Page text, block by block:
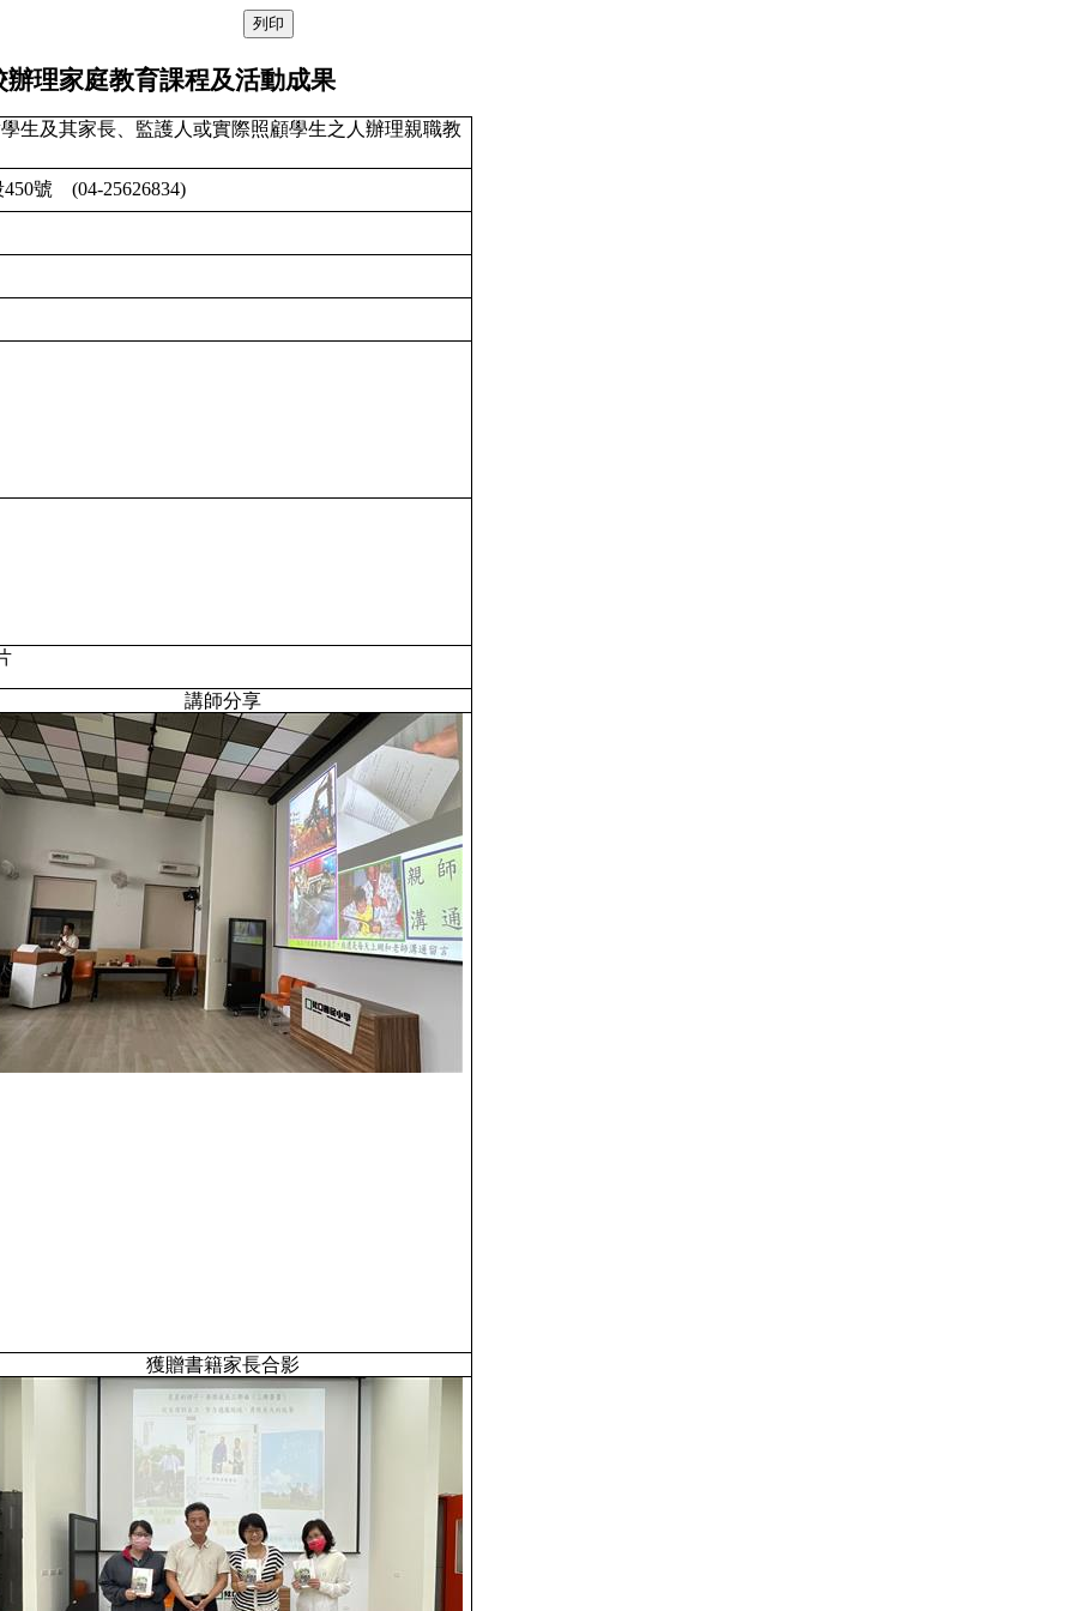
理家庭教育課程及活動成果
生及其家長、監護人或實際照顧學生之人辦理親職教
號 (04-25626834)
講師分享
獲贈書籍家長合影